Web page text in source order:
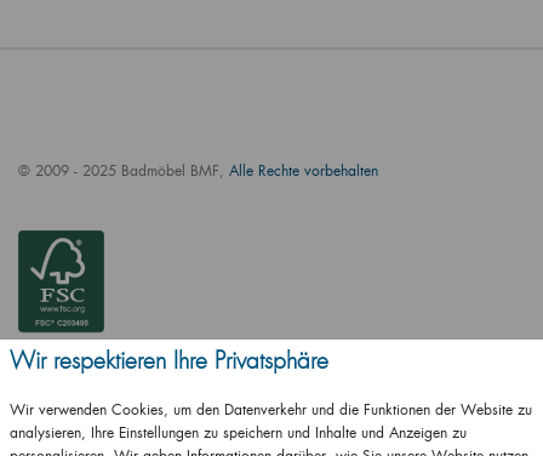
© 2009 - 2025 Badmöbel BMF, Alle Rechte vorbehalten
Wir respektieren Ihre Privatsphäre
Wir verwenden Cookies, um den Datenverkehr und die Funktionen der Website zu
analysieren, Ihre Einstellungen zu speichern und Inhalte und Anzeigen zu